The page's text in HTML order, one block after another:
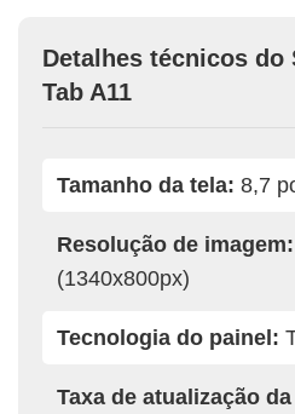
Detalhes técnicos do
Tab A11
Tamanho da tela: 8,7
Resolução de imagem:
(1340x800px)
Tecnologia do painel:
Taxa de atualização